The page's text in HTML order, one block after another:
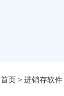
首页 > 进销存软件